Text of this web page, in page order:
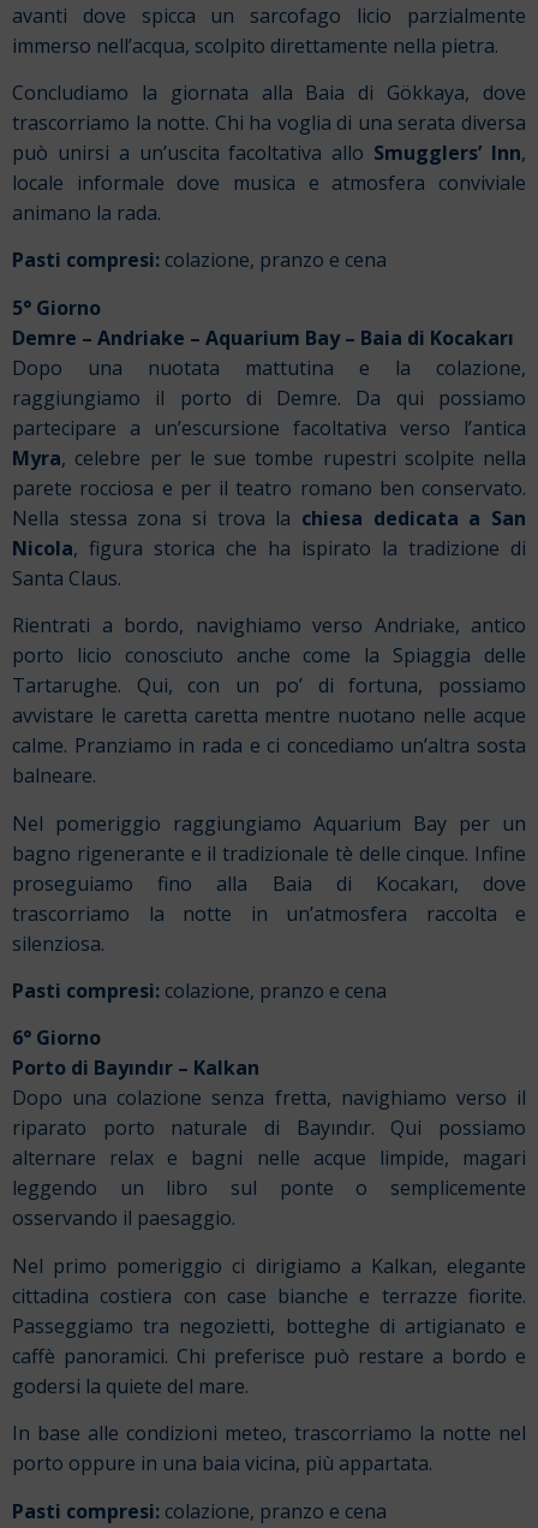
avanti dove spicca un sarcofago licio parzialmente
immerso nell’acqua, scolpito direttamente nella pietra.
Concludiamo la giornata alla Baia di Gökkaya, dove
trascorriamo la notte. Chi ha voglia di una serata diversa
può unirsi a un’uscita facoltativa allo Smugglers’ Inn,
locale informale dove musica e atmosfera conviviale
animano la rada.
Pasti compresi: colazione, pranzo e cena
5° Giorno
Demre – Andriake – Aquarium Bay– Baia di Kocakarı
Dopo una nuotata mattutina e la colazione,
raggiungiamo il porto di Demre. Da qui possiamo
partecipare a un’escursione facoltativa verso l’antica
Myra, celebre per le sue tombe rupestri scolpite nella
parete rocciosa e per il teatro romano ben conservato.
Nella stessa zona si trova la chiesa dedicata a San
Nicola, figura storica che ha ispirato la tradizione di
Santa Claus.
Rientrati a bordo, navighiamo verso Andriake, antico
porto licio conosciuto anche come la Spiaggia delle
Tartarughe. Qui, con un po’ di fortuna, possiamo
avvistare le caretta caretta mentre nuotano nelle acque
calme. Pranziamo in rada e ci concediamo un’altra sosta
balneare.
Nel pomeriggio raggiungiamo Aquarium Bay per un
bagno rigenerante e il tradizionale tè delle cinque. Infine
proseguiamo fino alla Baia di Kocakarı, dove
trascorriamo la notte in un’atmosfera raccolta e
silenziosa.
Pasti compresi: colazione, pranzo e cena
6° Giorno
Porto di Bayındır – Kalkan
Dopo una colazione senza fretta, navighiamo verso il
riparato porto naturale di Bayındır. Qui possiamo
alternare relax e bagni nelle acque limpide, magari
leggendo un libro sul ponte o semplicemente
osservando il paesaggio.
Nel primo pomeriggio ci dirigiamo a Kalkan, elegante
cittadina costiera con case bianche e terrazze fiorite.
Passeggiamo tra negozietti, botteghe di artigianato e
caffè panoramici. Chi preferisce può restare a bordo e
godersi la quiete del mare.
In base alle condizioni meteo, trascorriamo la notte nel
porto oppure in una baia vicina, più appartata.
Pasti compresi: colazione, pranzo e cena